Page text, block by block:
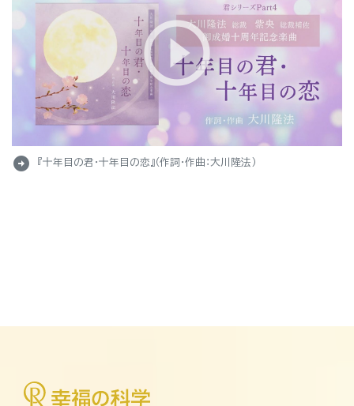
arrow_circle_right 『十年目の君・十年目の恋』（作詞・作曲：大川隆法）